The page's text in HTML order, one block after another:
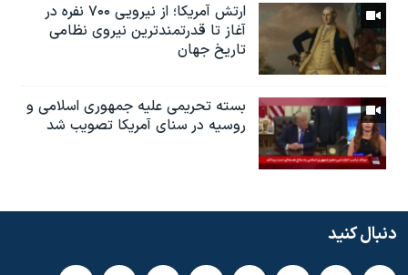
ارتش آمریکا؛ از نيرویی ۷۰۰ نفره در
آغاز تا قدرتمندترین نیروی نظامی
تاریخ جهان
بسته تحریمی علیه جمهوری اسلامی و
روسیه در سنای آمریکا تصویب شد
دنبال کنید